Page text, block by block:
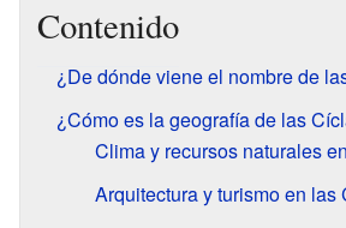
Contenido
¿De dónde viene el nombre de
¿Cómo es la geografía de las
Clima y recursos naturales
Arquitectura y turismo en las